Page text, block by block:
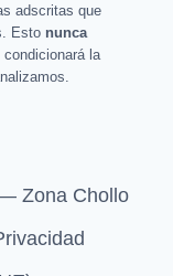
adscritas que
Esto nunca
condicionará la
Zona Chollo